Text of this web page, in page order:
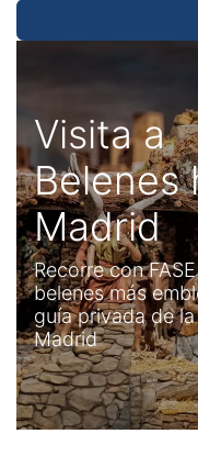
Visita a
Belenes
Madrid
Recorre con
belenes más
guía privada de
Madrid